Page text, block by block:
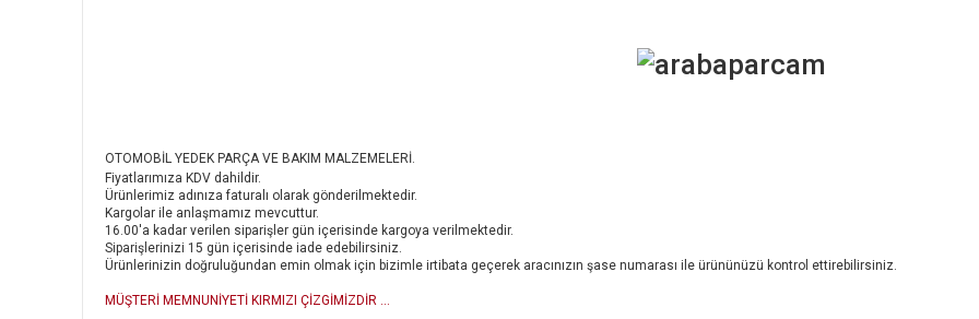
OTOMOBİL YEDEK PARÇA VE BAKIM MALZEMELERİ.
Fiyatlarımıza KDV dahildir.
Ürünlerimiz adınıza faturalı olarak gönderilmektedir.
Kargolar ile anlaşmamız mevcuttur.
16.00'a kadar verilen siparişler gün içerisinde kargoya verilmektedir.
Siparişlerinizi 15 gün içerisinde iade edebilirsiniz.
Ürünlerinizin doğruluğundan emin olmak için bizimle irtibata geçerek aracınızın şase numarası ile ürününüzü kontrol ettirebilirsiniz.
MÜŞTERİ MEMNUNİYETİ KIRMIZI ÇİZGİMİZDİR ...